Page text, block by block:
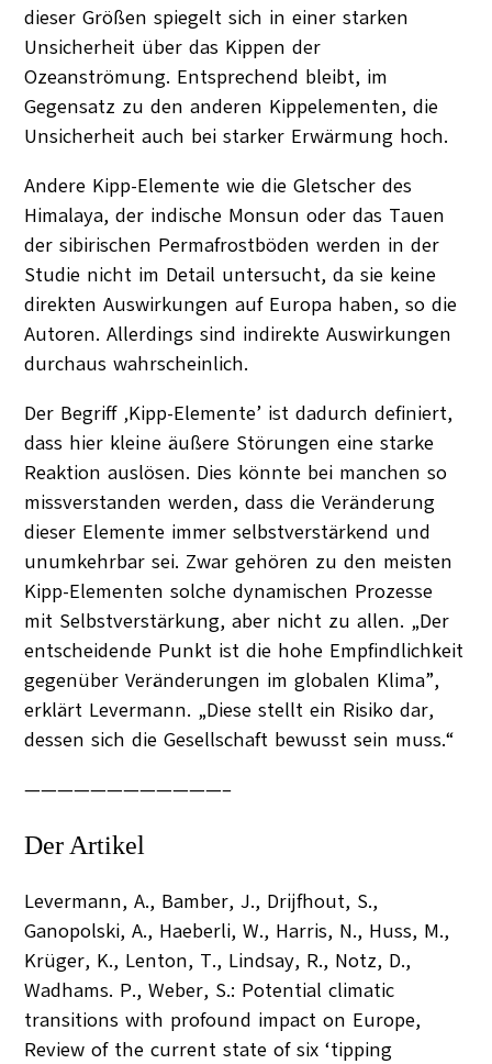
dieser Größen spiegelt sich in einer starken
Unsicherheit über das Kippen der
Ozeanströmung. Entsprechend bleibt, im
Gegensatz zu den anderen Kippelementen, die
Unsicherheit auch bei starker Erwärmung hoch.
Andere Kipp-Elemente wie die Gletscher des
Himalaya, der indische Monsun oder das Tauen
der sibirischen Permafrostböden werden in der
Studie nicht im Detail untersucht, da sie keine
direkten Auswirkungen auf Europa haben, so die
Autoren. Allerdings sind indirekte Auswirkungen
durchaus wahrscheinlich.
Der Begriff ‚Kipp-Elemente’ ist dadurch definiert,
dass hier kleine äußere Störungen eine starke
Reaktion auslösen. Dies könnte bei manchen so
missverstanden werden, dass die Veränderung
dieser Elemente immer selbstverstärkend und
unumkehrbar sei. Zwar gehören zu den meisten
Kipp-Elementen solche dynamischen Prozesse
mit Selbstverstärkung, aber nicht zu allen. „Der
entscheidende Punkt ist die hohe Empfindlichkeit
gegenüber Veränderungen im globalen Klima”,
erklärt Levermann. „Diese stellt ein Risiko dar,
dessen sich die Gesellschaft bewusst sein muss.“
————————————–
Der Artikel
Levermann, A., Bamber, J., Drijfhout, S.,
Ganopolski, A., Haeberli, W., Harris, N., Huss, M.,
Krüger, K., Lenton, T., Lindsay, R., Notz, D.,
Wadhams. P., Weber, S.: Potential climatic
transitions with profound impact on Europe,
Review of the current state of six ‘tipping